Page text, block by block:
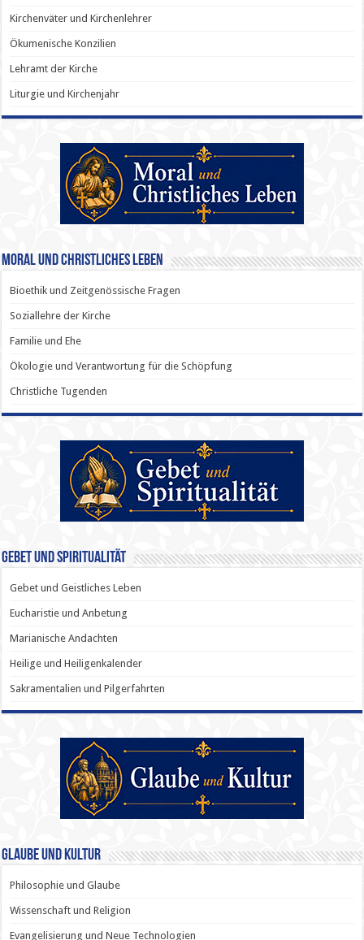
Kirchenväter und Kirchenlehrer
Ökumenische Konzilien
Lehramt der Kirche
Liturgie und Kirchenjahr
Moral und Christliches Leben
Bioethik und Zeitgenössische Fragen
Soziallehre der Kirche
Familie und Ehe
Ökologie und Verantwortung für die Schöpfung
Christliche Tugenden
Gebet und Spiritualität
Gebet und Geistliches Leben
Eucharistie und Anbetung
Marianische Andachten
Heilige und Heiligenkalender
Sakramentalien und Pilgerfahrten
Glaube und Kultur
Philosophie und Glaube
Wissenschaft und Religion
Evangelisierung und Neue Technologien